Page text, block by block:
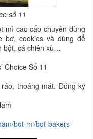
số 11
mì cao cấp chuyên dùng
bơ, cookies và dùng để
bột, cá chiên xù…
Choice Số 11
thoáng mát. Đóng kỹ
bot-mi/bot-bakers-